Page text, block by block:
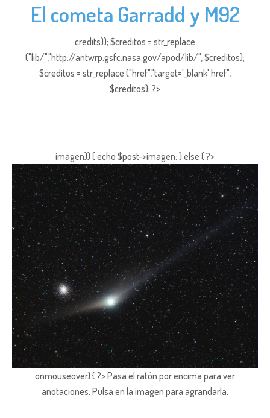
El cometa Garradd y M92
credits)); $creditos = str_replace
("lib/","http://antwrp.gsfc.nasa.gov/apod/lib/", $creditos);
$creditos = str_replace ("href","target='_blank' href",
$creditos); ?>
imagen)) { echo $post->imagen; } else { ?>
onmouseover) { ?> Pasa el ratón por encima para ver
anotaciones. Pulsa en la imagen para agrandarla.